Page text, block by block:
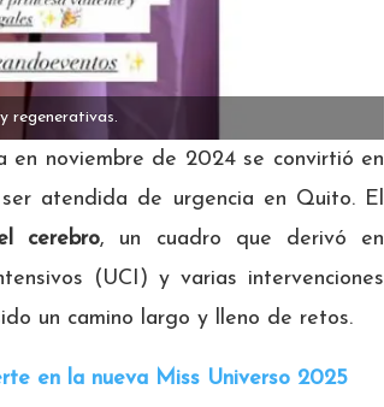
regenerativas.
en noviembre de 2024 se convirtió en
atendida de urgencia en Quito. El
cerebro, un cuadro que derivó en
(UCI) y varias intervenciones
un camino largo y lleno de retos.
en la nueva Miss Universo 2025